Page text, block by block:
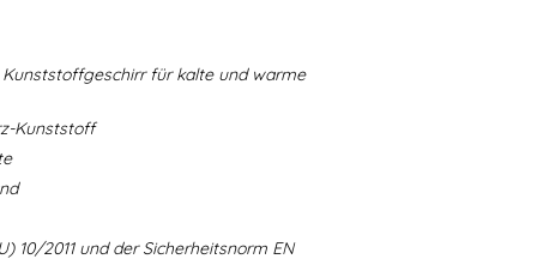
für kalte und warme
Kunststoff
10/2011 und der Sicherheitsnorm EN